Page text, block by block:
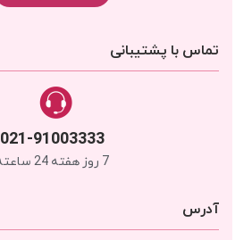
تماس با پشتیبانی
021-91003333
7 روز هفته 24 ساعته
آدرس